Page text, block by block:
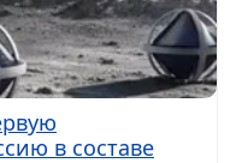
в составе